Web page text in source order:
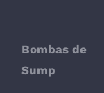
Bombas de
Sump